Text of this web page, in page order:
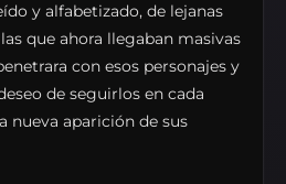
y alfabetizado, de lejanas
que ahora llegaban masivas
con esos personajes y
de seguirlos en cada
nueva aparición de sus